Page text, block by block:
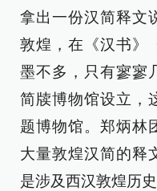
拿出一份汉简释文
敦煌，在《汉书》
墨不多，只有寥寥
简牍博物馆设立，
题博物馆。郑炳林
大量敦煌汉简的释
是涉及西汉敦煌历